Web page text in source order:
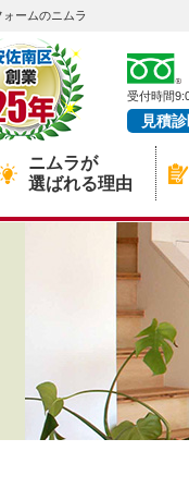
ームのニムラ
受付時間
見積
ニムラが
選ばれる理由